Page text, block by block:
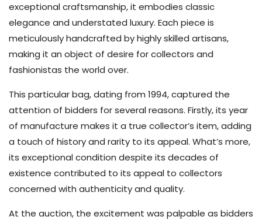
exceptional craftsmanship, it embodies classic
elegance and understated luxury. Each piece is
meticulously handcrafted by highly skilled artisans,
making it an object of desire for collectors and
fashionistas the world over.
This particular bag, dating from 1994, captured the
attention of bidders for several reasons. Firstly, its year
of manufacture makes it a true collector’s item, adding
a touch of history and rarity to its appeal. What’s more,
its exceptional condition despite its decades of
existence contributed to its appeal to collectors
concerned with authenticity and quality.
At the auction, the excitement was palpable as bidders